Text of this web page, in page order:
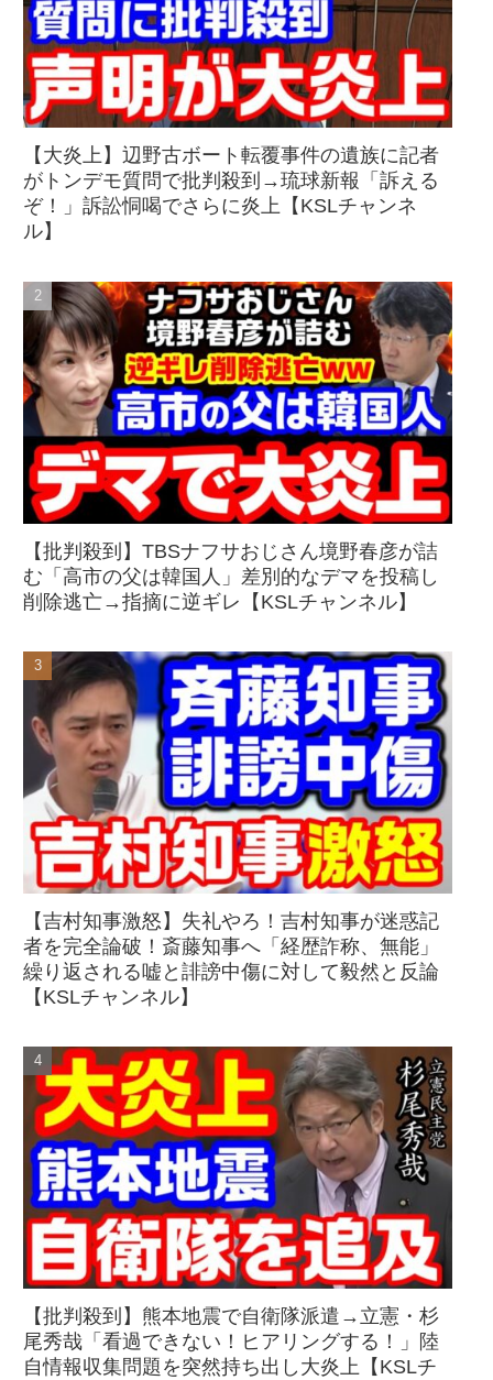
【大炎上】辺野古ボート転覆事件の遺族に記者
がトンデモ質問で批判殺到→琉球新報「訴える
ぞ！」訴訟恫喝でさらに炎上【KSLチャンネ
ル】
【批判殺到】TBSナフサおじさん境野春彦が詰
む「高市の父は韓国人」差別的なデマを投稿し
削除逃亡→指摘に逆ギレ【KSLチャンネル】
【吉村知事激怒】失礼やろ！吉村知事が迷惑記
者を完全論破！斎藤知事へ「経歴詐称、無能」
繰り返される嘘と誹謗中傷に対して毅然と反論
【KSLチャンネル】
【批判殺到】熊本地震で自衛隊派遣→立憲・杉
尾秀哉「看過できない！ヒアリングする！」陸
自情報収集問題を突然持ち出し大炎上【KSLチ